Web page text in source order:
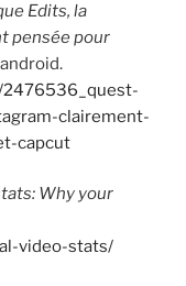
Edits, la
pensée pour
2476536_quest-
clairement-
capcut
Why your
video-stats/